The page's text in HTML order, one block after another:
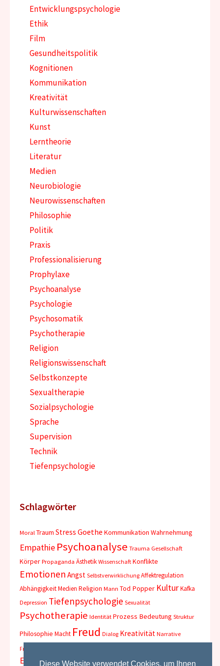
Entwicklungspsychologie
Ethik
Film
Gesundheitspolitik
Kognitionen
Kommunikation
Kreativität
Kulturwissenschaften
Kunst
Lerntheorie
Literatur
Medien
Neurobiologie
Neurowissenschaften
Philosophie
Politik
Praxis
Professionalisierung
Prophylaxe
Psychoanalyse
Psychologie
Psychosomatik
Psychotherapie
Religion
Religionswissenschaft
Selbstkonzepte
Sexualtherapie
Sozialpsychologie
Sprache
Supervision
Technik
Tiefenpsychologie
Schlagwörter
Moral Traum Stress Goethe Kommunikation Wahrnehmung
Empathie Psychoanalyse Trauma Gesellschaft
Körper Propaganda Ästhetik Wissenschaft Konflikte
Emotionen Angst Selbstverwirklichung Affektregulation
AbhängigkeitMedien Religion Mann Tod Popper KulturKafka
Depression Tiefenpsychologie Sexualität
Psychotherapie Identität Prozess Bedeutung Struktur
Philosophie Macht Freud Dialog Kreativität Narrative
Freiheit
Ethik Sprache Aufklärung
Diese Website verwendet Cookies, um Ihnen